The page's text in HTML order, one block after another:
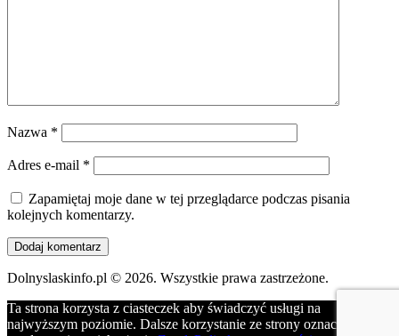
Nazwa *
Adres e-mail *
Zapamiętaj moje dane w tej przeglądarce podczas pisania
kolejnych komentarzy.
Dolnyslaskinfo.pl © 2026. Wszystkie prawa zastrzeżone.
Ta strona korzysta z ciasteczek aby świadczyć usługi na
najwyższym poziomie. Dalsze korzystanie ze strony oznacza, że